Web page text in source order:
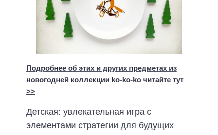
Подробнее об этих и других предметах из
новогодней коллекции ko-ko-ko читайте тут
>>
Детская: увлекательная игра с
элементами стратегии для будущих